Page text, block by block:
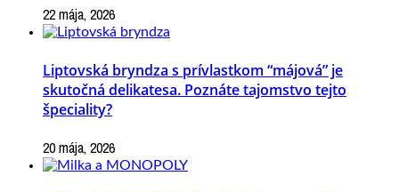
22 mája, 2026
Liptovská bryndza s prívlastkom “májová” je
skutočná delikatesa. Poznáte tajomstvo tejto
špeciality?
20 mája, 2026